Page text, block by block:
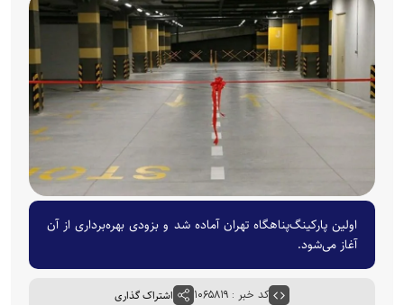
اولین پارکینگ‌پناهگاه تهران آماده شد و بزودی بهره‌برداری از آن
آغاز می‌شود.
کد خبر : ۱۰۶۵۸۱۹ اشتراک گذاری